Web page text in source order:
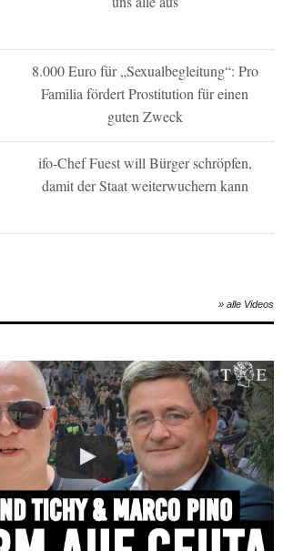
8.000 Euro für „Sexualbegleitung“: Pro
Familia fördert Prostitution für einen
guten Zweck
ifo-Chef Fuest will Bürger schröpfen,
damit der Staat weiterwuchern kann
» alle Videos